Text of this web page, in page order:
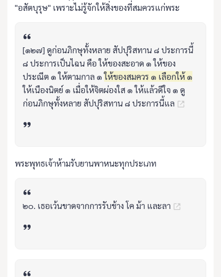
"อสัตบุรุษ" เพราะไม่รู้จักให้สิ่งของที่สมควรแก่พระ
[๑๒๗] ดูก่อนภิกษุทั้งหลาย สัปปุริสทาน ๘ ประการนี้
๘ ประการเป็นไฉน คือ ให้ของสะอาด ๑ ให้ของ
ประณีต ๑ ให้ตามกาล ๑ให้ของสมควร ๑ เลือกให้ ๑
ให้เนืองนิตย์ ๑ เมื่อให้จิตผ่องใส ๑ ให้แล้วดีใจ ๑ ดู
ก่อนภิกษุทั้งหลาย สัปปุริสทาน ๘ ประการนี้แล
พระพุทธเจ้าห้ามรับยานพาหนะทุกประเภท
๒๐. เธอเว้นขาดจากการรับช้าง โค ม้า และลา